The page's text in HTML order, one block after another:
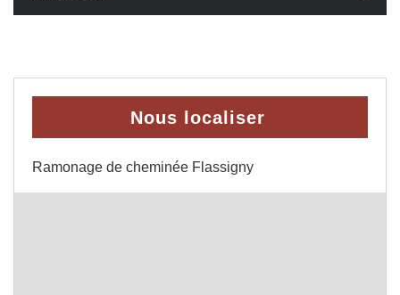
Nous localiser
Ramonage de cheminée Flassigny